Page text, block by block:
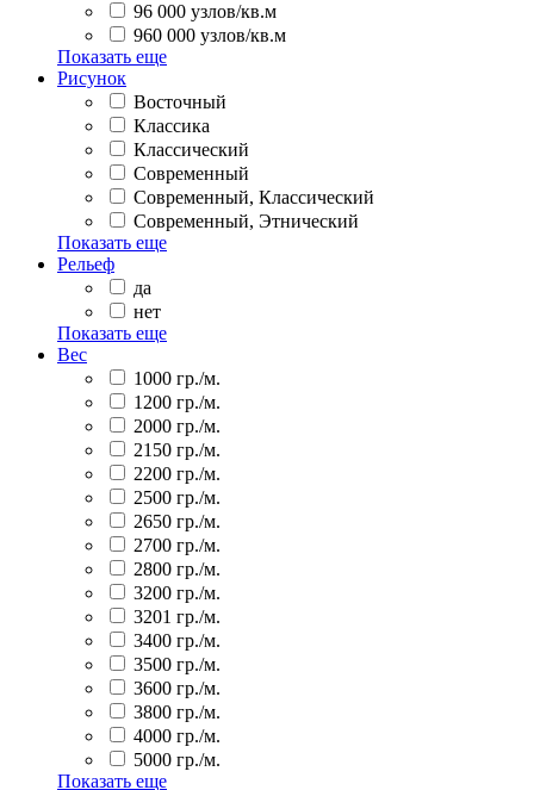
96 000 узлов/кв.м
960 000 узлов/кв.м
Показать еще
Рисунок
Восточный
Классика
Классический
Современный
Современный, Классический
Современный, Этнический
Показать еще
Рельеф
да
нет
Показать еще
Вес
1000 гр./м.
1200 гр./м.
2000 гр./м.
2150 гр./м.
2200 гр./м.
2500 гр./м.
2650 гр./м.
2700 гр./м.
2800 гр./м.
3200 гр./м.
3201 гр./м.
3400 гр./м.
3500 гр./м.
3600 гр./м.
3800 гр./м.
4000 гр./м.
5000 гр./м.
Показать еще